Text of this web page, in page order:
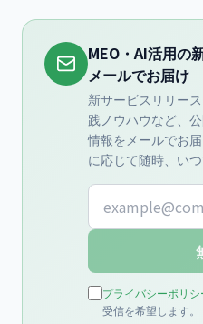
MEO・AI活用の
メールでお届け
新サービスリリー
践ノウハウなど、
情報をメールでお
に応じて随時、い
メールアドレス
プライバシーポリシ
受信を希望します。